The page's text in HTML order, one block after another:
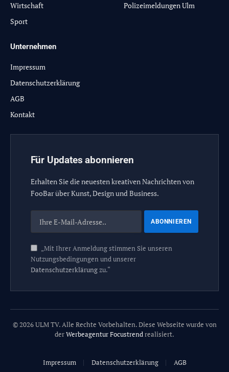
Wirtschaft
Sport
Polizeimeldungen Ulm
Unternehmen
Impressum
Datenschutzerklärung
AGB
Kontakt
Für Updates abonnieren
Erhalten Sie die neuesten kreativen Nachrichten von
FooBar über Kunst, Design und Business.
„Mit Ihrer Anmeldung stimmen Sie unseren
Nutzungsbedingungen und unserer
Datenschutzerklärungzu.“
© 2026 ULM TV. Alle Rechte Vorbehalten. Diese Webseite wurde von
derWerbeagentur Focustrendrealisiert.
Impressum Datenschutzerklärung AGB